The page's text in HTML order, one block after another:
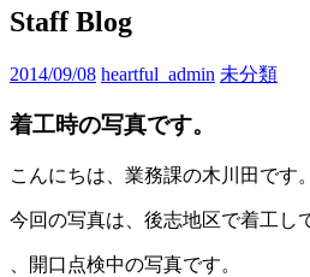
Staff Blog
2014/09/08 heartful_admin 未分類
着工時の写真です。
こんにちは、業務課の木川田です。
今回の写真は、後志地区で着工し
、開口点検中の写真です。